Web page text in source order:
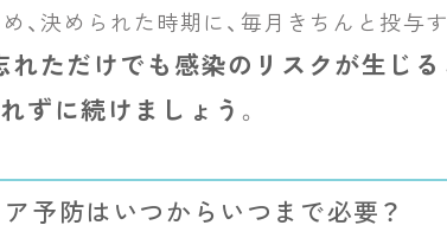
、決められた時期に、毎月きちんと投与
れただけでも感染のリスクが生じ
ずに続けましょう 。
予防はいつからいつまで必要？